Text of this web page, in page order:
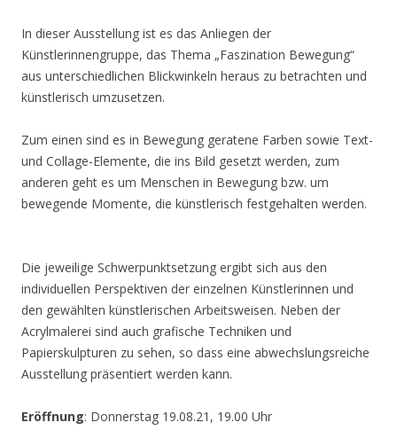
In dieser Ausstellung ist es das Anliegen der
Künstlerinnengruppe, das Thema „Faszination Bewegung“
aus unterschiedlichen Blickwinkeln heraus zu betrachten und
künstlerisch umzusetzen.
Zum einen sind es in Bewegung geratene Farben sowie Text-
und Collage-Elemente, die ins Bild gesetzt werden, zum
anderen geht es um Menschen in Bewegung bzw. um
bewegende Momente, die künstlerisch festgehalten werden.
Die jeweilige Schwerpunktsetzung ergibt sich aus den
individuellen Perspektiven der einzelnen Künstlerinnen und
den gewählten künstlerischen Arbeitsweisen. Neben der
Acrylmalerei sind auch grafische Techniken und
Papierskulpturen zu sehen, so dass eine abwechslungsreiche
Ausstellung präsentiert werden kann.
Eröffnung: Donnerstag 19.08.21, 19.00 Uhr